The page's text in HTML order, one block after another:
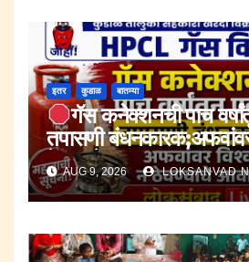
इतर कुडाळ बातम्या
गॅस कनेक्शनची पाच
तपासणी
ठेवण्याचे आवाहन.
AUG 9, 2026 LOKSANVAD